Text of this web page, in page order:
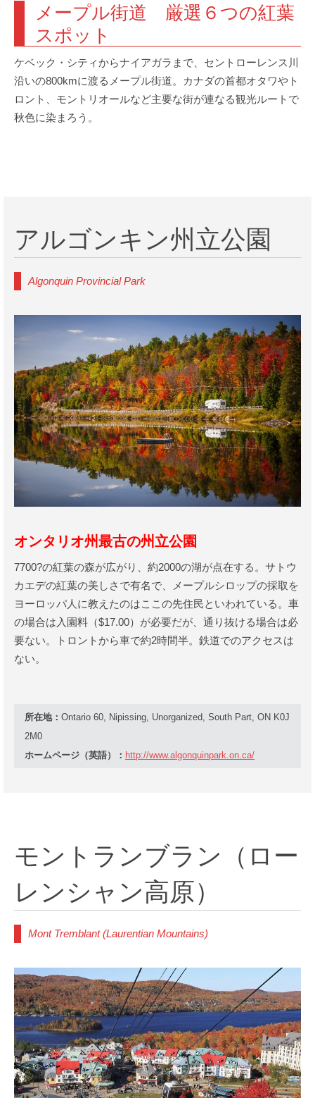
メープル街道 厳選６つの紅葉
スポット
ケベック・シティからナイアガラまで、セントローレンス川
沿いの800kmに渡るメープル街道。カナダの首都オタワやト
ロント、モントリオールなど主要な街が連なる観光ルートで
秋色に染まろう。
アルゴンキン州立公園
Algonquin Provincial Park
オンタリオ州最古の州立公園
7700?の紅葉の森が広がり、約2000の湖が点在する。サトウ
カエデの紅葉の美しさで有名で、メープルシロップの採取を
ヨーロッパ人に教えたのはここの先住民といわれている。車
の場合は入園料（$17.00）が必要だが、通り抜ける場合は必
要ない。トロントから車で約2時間半。鉄道でのアクセスは
ない。
所在地： Ontario 60, Nipissing, Unorganized, South Part, ON K0J
2M0
ホームページ（英語）： http://www.algonquinpark.on.ca/
モントランブラン（ロー
レンシャン高原）
Mont Tremblant (Laurentian Mountains)